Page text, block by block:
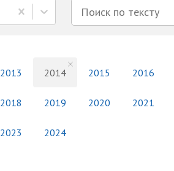
2013 2014 2015 2016
2018 2019 2020 2021
2023 2024